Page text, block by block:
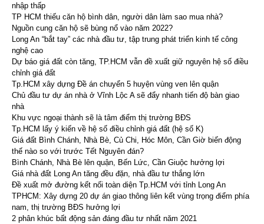
nhập thấp
TP HCM thiếu căn hộ bình dân, người dân làm sao mua nhà?
Nguồn cung căn hộ sẽ bùng nổ vào năm 2022?
Long An “bắt tay” các nhà đầu tư, tập trung phát triển kinh tế công
nghệ cao
Dự báo giá đất còn tăng, TP.HCM vẫn đề xuất giữ nguyên hệ số điều
chỉnh giá đất
Tp.HCM xây dựng Đề án chuyển 5 huyện vùng ven lên quận
Chủ đầu tư dự án nhà ở Vĩnh Lộc A sẽ đẩy nhanh tiến độ bàn giao
nhà
Khu vực ngoại thành sẽ là tâm điểm thị trường BĐS
Tp.HCM lấy ý kiến về hệ số điều chỉnh giá đất (hệ số K)
Giá đất Bình Chánh, Nhà Bè, Củ Chi, Hóc Môn, Cần Giờ biến động
thế nào so với trước Tết Nguyên đán?
Bình Chánh, Nhà Bè lên quận, Bến Lức, Cần Giuộc hưởng lợi
Giá nhà đất Long An tăng đều đặn, nhà đầu tư thắng lớn
Đề xuất mở đường kết nối toàn diện Tp.HCM với tỉnh Long An
TPHCM: Xây dựng 20 dự án giao thông liên kết vùng trọng điểm phía
nam, thị trường BĐS hưởng lợi
2 phân khúc bất động sản đáng đầu tư nhất năm 2021